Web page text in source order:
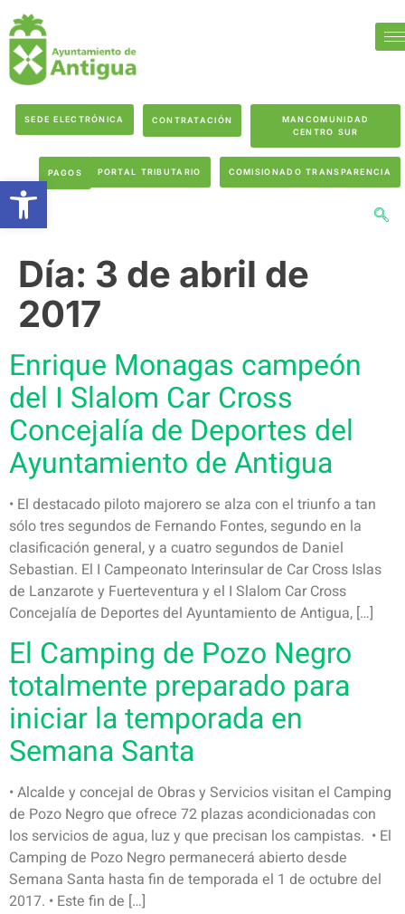
SEDE ELECTRÓNICA CONTRATACIÓN
MANCOMUNIDAD
CENTRO SUR
PAGOS PORTAL TRIBUTARIO COMISIONADO TRANSPARENCIA
Día: 3 de abril de
2017
Enrique Monagas campeón
del I Slalom Car Cross
Concejalía de Deportes del
Ayuntamiento de Antigua
• El destacado piloto majorero se alza con el triunfo a tan
sólo tres segundos de Fernando Fontes, segundo en la
clasificación general, y a cuatro segundos de Daniel
Sebastian. El I Campeonato Interinsular de Car Cross Islas
de Lanzarote y Fuerteventura y el I Slalom Car Cross
Concejalía de Deportes del Ayuntamiento de Antigua, […]
El Camping de Pozo Negro
totalmente preparado para
iniciar la temporada en
Semana Santa
• Alcalde y concejal de Obras y Servicios visitan el Camping
de Pozo Negro que ofrece 72 plazas acondicionadas con
los servicios de agua, luz y que precisan los campistas. • El
Camping de Pozo Negro permanecerá abierto desde
Semana Santa hasta fin de temporada el 1 de octubre del
2017. • Este fin de […]
Abrir barra de herramientas